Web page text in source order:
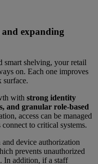
and expanding
smart shelving, your retail
on. Each one improves
surface.
with strong identity
and granular role-based
access can be managed
to critical systems.
and device authorization
prevents unauthorized
In addition, if a staff